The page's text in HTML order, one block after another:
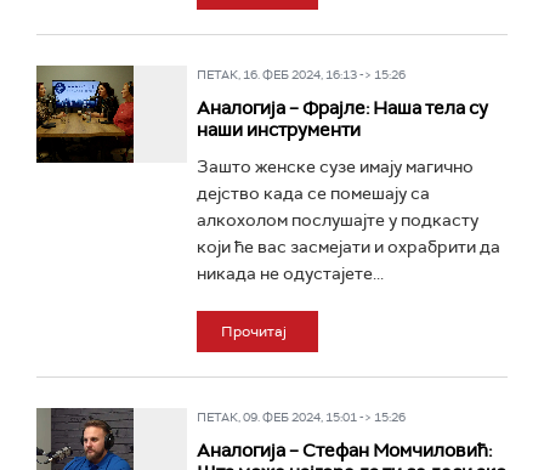
ПЕТАК, 16. ФЕБ 2024, 16:13 -> 15:26
Аналогија – Фрајле: Наша тела су
наши инструменти
Зашто женске сузе имају магично
дејство када се помешају са
алкохолом послушајте у подкасту
који ће вас засмејати и охрабрити да
никада не одустајете...
Прочитај
ПЕТАК, 09. ФЕБ 2024, 15:01 -> 15:26
Аналогија – Стефан Момчиловић: